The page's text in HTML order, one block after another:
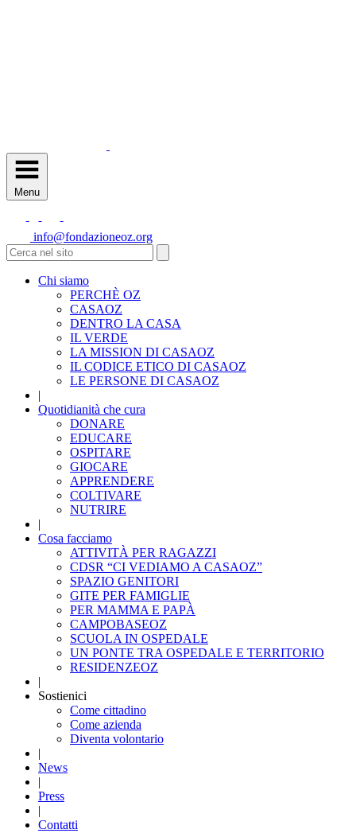
Menu
info@fondazioneoz.org
Chi siamo
PERCHÈ OZ
CASAOZ
DENTRO LA CASA
IL VERDE
LA MISSION DI CASAOZ
IL CODICE ETICO DI CASAOZ
LE PERSONE DI CASAOZ
|
Quotidianità che cura
DONARE
EDUCARE
OSPITARE
GIOCARE
APPRENDERE
COLTIVARE
NUTRIRE
|
Cosa facciamo
ATTIVITÀ PER RAGAZZI
CDSR “CI VEDIAMO A CASAOZ”
SPAZIO GENITORI
GITE PER FAMIGLIE
PER MAMMA E PAPÀ
CAMPOBASEOZ
SCUOLA IN OSPEDALE
UN PONTE TRA OSPEDALE E TERRITORIO
RESIDENZEOZ
|
Sostienici
Come cittadino
Come azienda
Diventa volontario
|
News
|
Press
|
Contatti